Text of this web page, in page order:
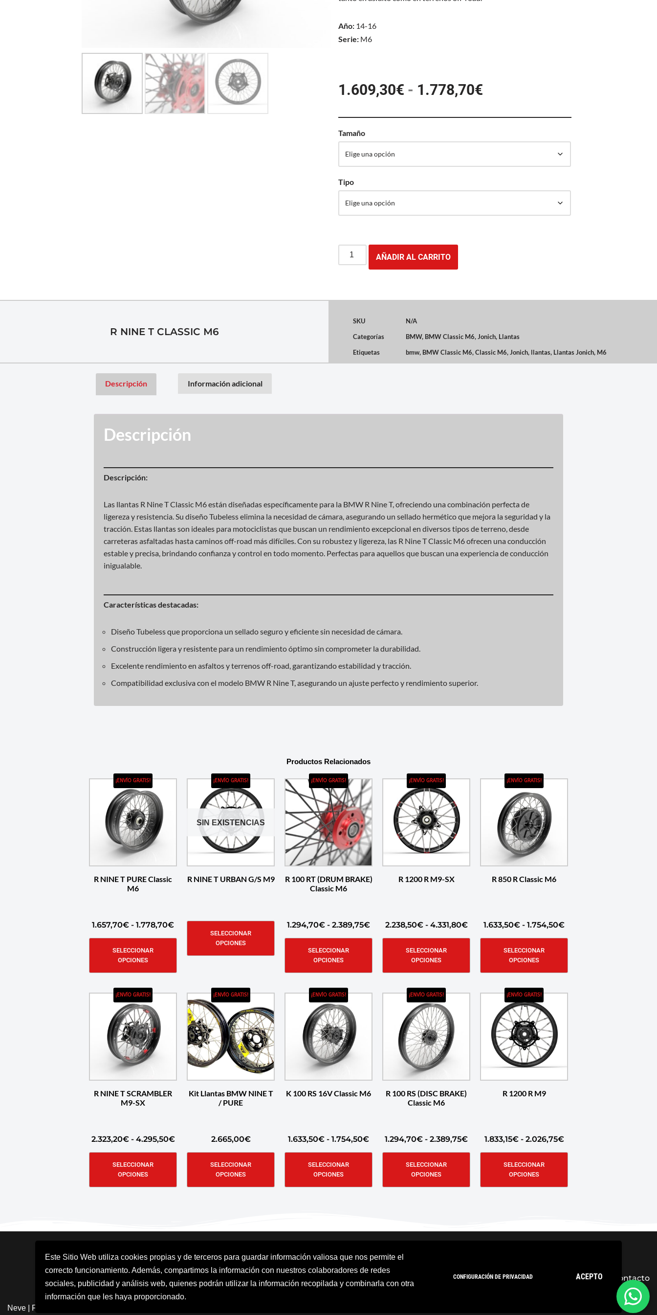
Este Sitio Web utiliza cookies propias y de terceros para guardar información valiosa que nos permite el
correcto funcionamiento. Además, compartimos la información con nuestros colaboradores de redes
sociales, publicidad y análisis web, quienes podrán utilizar la información recopilada y combinarla con otra
información que les haya proporcionado.
CONFIGURACIÓN DE PRIVACIDAD ACEPTO
Año: 14-16
Serie: M6
1.609,30€ - 1.778,70€
Tamaño
Tipo
AÑADIR AL CARRITO
R NINE T CLASSIC M6
SKU
N/A
Categorías
BMW, BMW Classic M6,Jonich, Llantas
Etiquetas
bmw, BMW Classic M6,Classic M6,Jonich, llantas, Llantas Jonich, M6
Descripción Información adicional
Descripción
Descripción:
Las llantas R Nine T Classic M6 están diseñadas específicamente para la BMW R Nine T, ofreciendo una combinación perfecta de
ligereza y resistencia. Su diseño Tubeless elimina la necesidad de cámara, asegurando un sellado hermético que mejora la seguridad y la
tracción. Estas llantas son ideales para motociclistas que buscan un rendimiento excepcional en diversos tipos de terreno, desde
carreteras asfaltadas hasta caminos off-road más difíciles. Con su robustez y ligereza, las R Nine T Classic M6 ofrecen una conducción
estable y precisa, brindando confianza y control en todo momento. Perfectas para aquellos que buscan una experiencia de conducción
inigualable.
Características destacadas:
Diseño Tubeless que proporciona un sellado seguro y eficiente sin necesidad de cámara.
Construcción ligera y resistente para un rendimiento óptimo sin comprometer la durabilidad.
Excelente rendimiento en asfaltos y terrenos off-road, garantizando estabilidad y tracción.
Compatibilidad exclusiva con el modelo BMW R Nine T, asegurando un ajuste perfecto y rendimiento superior.
Productos Relacionados
¡ENVÍO GRATIS!
R NINE T PURE Classic
M6
1.657,70€ - 1.778,70€
SELECCIONAR
OPCIONES
SIN EXISTENCIAS
¡ENVÍO GRATIS!
R NINE T URBAN G/S M9
SELECCIONAR
OPCIONES
¡ENVÍO GRATIS!
R 100 RT (DRUM BRAKE)
Classic M6
1.294,70€ - 2.389,75€
SELECCIONAR
OPCIONES
¡ENVÍO GRATIS!
R 1200 R M9-SX
2.238,50€ - 4.331,80€
SELECCIONAR
OPCIONES
¡ENVÍO GRATIS!
R 850 R Classic M6
1.633,50€ - 1.754,50€
SELECCIONAR
OPCIONES
¡ENVÍO GRATIS!
R NINE T SCRAMBLER
M9-SX
2.323,20€ - 4.295,50€
SELECCIONAR
OPCIONES
¡ENVÍO GRATIS!
Kit Llantas BMW NINE T
/ PURE
2.665,00€
SELECCIONAR
OPCIONES
¡ENVÍO GRATIS!
K 100 RS 16V Classic M6
1.633,50€ - 1.754,50€
SELECCIONAR
OPCIONES
¡ENVÍO GRATIS!
R 100 RS (DISC BRAKE)
Classic M6
1.294,70€ - 2.389,75€
SELECCIONAR
OPCIONES
¡ENVÍO GRATIS!
R 1200 R M9
1.833,15€ - 2.026,75€
SELECCIONAR
OPCIONES
Neve | Funciona gracias a
Aviso Legal Política de cookies Política de privacidad Condiciones Generales Contacto